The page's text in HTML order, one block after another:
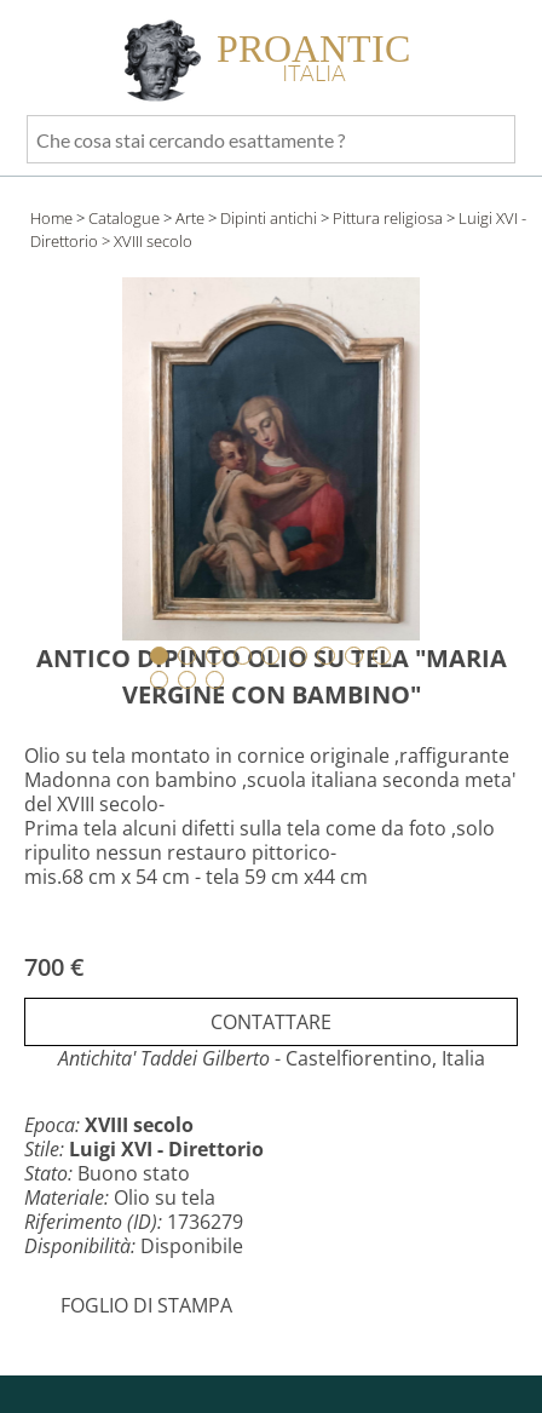
PROANTIC
ITALIA
Che
cosa
cercando
esattamente
Home>Catalogue>Arte> Dipinti antichi > Pittura religiosa > Luigi XVI -
Direttorio > XVIII secolo
ANTICO DIPINTO OLIO SU TELA "MARIA
VERGINE CON BAMBINO"
Olio su tela montato in cornice originale ,raffigurante
Madonna con bambino ,scuola italiana seconda meta'
del XVIII secolo-
Prima tela alcuni difetti sulla tela come da foto ,solo
ripulito nessun restauro pittorico-
mis.68 cm x 54 cm - tela 59 cm x44 cm
700 €
CONTATTARE
Antichita' Taddei Gilberto- Castelfiorentino, Italia
Epoca:XVIII secolo
Stile: Luigi XVI - Direttorio
Stato: Buono stato
Materiale: Olio su tela
Riferimento (ID): 1736279
Disponibilità: Disponibile
FOGLIO DI STAMPA